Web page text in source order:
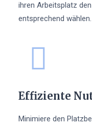
ihren Arbeitsplatz
entsprechend wählen.
Effiziente
Minimiere den